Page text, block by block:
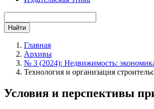
Найти
Главная
Архивы
№ 3 (2024): Недвижимость:
Технология и организация
Условия и перспективы